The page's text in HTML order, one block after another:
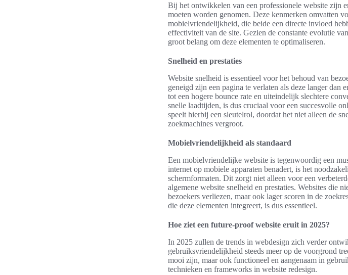
Bij het ontwikkelen van een professionele website zijn
moeten worden genomen. Deze kenmerken omvatten
mobielvriendelijkheid, die beide een directe invloed
effectiviteit van de site. Gezien de constante evolutie
groot belang om deze elementen te optimaliseren.
Snelheid en prestaties
Website snelheid is essentieel voor het behoud van
geneigd zijn een pagina te verlaten als deze langer dan
tot een hogere bounce rate en uiteindelijk slechtere
snelle laadtijden, is dus cruciaal voor een succesvolle
speelt hierbij een sleutelrol, doordat het niet alleen de
zoekmachines vergroot.
Mobielvriendelijkheid als standaard
Een mobielvriendelijke website is tegenwoordig een
internet op mobiele apparaten benadert, is het
schermformaten. Dit zorgt niet alleen voor een
algemene website snelheid en prestaties. Websites die
bezoekers verliezen, maar ook lager scoren in de
die deze elementen integreert, is dus essentieel.
Hoe ziet een future-proof website eruit in 2025?
In 2025 zullen de trends in webdesign zich verder
gebruiksvriendelijkheid steeds meer op de voorgrond
mooi zijn, maar ook functioneel en aangenaam in
technieken en frameworks in website redesign.